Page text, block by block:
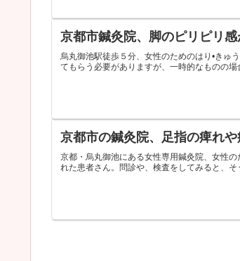
京都市鍼灸院、脚のピリピリ
烏丸御池駅徒歩５分、女性のためのはり•きゅ
てもらう必要がありますが、一時的なものの
京都市の鍼灸院、足指の痺れ
京都・烏丸御池にある女性専用鍼灸院、女性
れた患者さん。問診や、検査をしてみると、